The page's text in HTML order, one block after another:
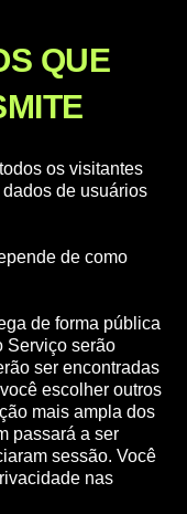
QUE
os visitantes
de usuários
de como
de forma pública
Serviço serão
ser encontradas
escolher outros
mais ampla dos
passará a ser
sessão. Você
nas